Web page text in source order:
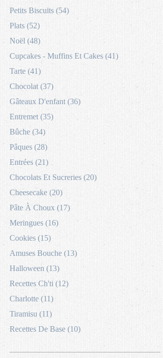
Petits Biscuits (54)
Plats (52)
Noël (48)
Cupcakes - Muffins Et Cakes (41)
Tarte (41)
Chocolat (37)
Gâteaux D'enfant (36)
Entremet (35)
Bûche (34)
Pâques (28)
Entrées (21)
Chocolats Et Sucreries (20)
Cheesecake (20)
Pâte À Choux (17)
Meringues (16)
Cookies (15)
Amuses Bouche (13)
Halloween (13)
Recettes Ch'ti (12)
Charlotte (11)
Tiramisu (11)
Recettes De Base (10)